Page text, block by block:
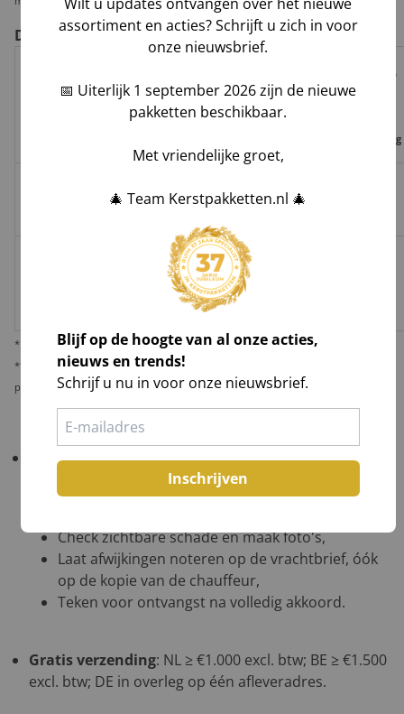
De voor- en nadelen per verzendoptie
Track
&
Garantie
op
Tijdvak
levering
Risico op
vermissing
✅ ❌ ❌
✅*
* Behoudens overmacht calamiteiten.
** De verantwoordelijkheid op dit risico als gevolg van uw keuze voor reguliere
pakketbezorging rust bij u als opdrachtgever.
Belangrijk!Controleer uw bestelling bij levering
in het bijzijn van de chauffeur
Check zichtbare schade en maak foto's,
Laat afwijkingen noteren op de vrachtbrief, óók
op de kopie van de chauffeur,
Teken voor ontvangst na volledig akkoord.
Gratis verzending: NL ≥ €1.000 excl. btw; BE ≥ €1.500
excl. btw; DE in overleg op één afleveradres.
assortiment en acties? Schrijft u zich in voor
onze nieuwsbrief.
📅 Uiterlijk 1 september 2026 zijn de nieuwe
pakketten beschikbaar.
Met vriendelijke groet,
🎄 Team Kerstpakketten.nl 🎄
Blijf op de hoogte van al onze acties,
nieuws en trends!
Schrijf u nu in voor onze nieuwsbrief.
Inschrijven